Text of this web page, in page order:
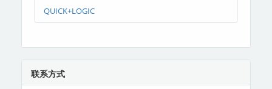
QUICK+LOGIC
联系方式